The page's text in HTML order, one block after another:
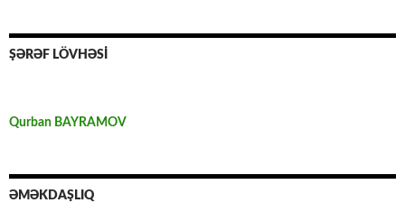
ŞƏRƏF LÖVHƏSİ
Qurban BAYRAMOV
ƏMƏKDAŞLIQ